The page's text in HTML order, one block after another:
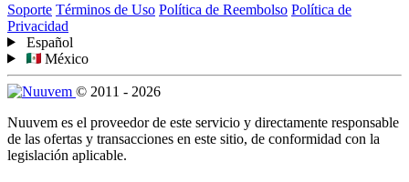
Soporte Términos de Uso Política de Reembolso Política de
Privacidad
Español
México
© 2011 - 2026
Nuuvem es el proveedor de este servicio y directamente responsable
de las ofertas y transacciones en este sitio, de conformidad con la
legislación aplicable.